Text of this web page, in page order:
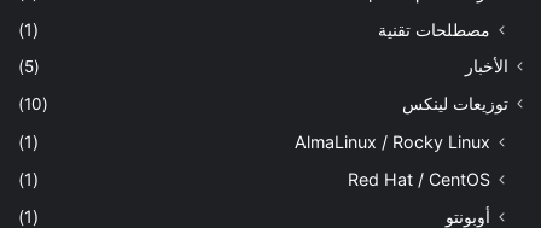
مصطلحات تقنية
(1)
الأخبار
(5)
توزيعات لينكس
(10)
AlmaLinux / Rocky Linux
(1)
Red Hat / CentOS
(1)
أوبونتو
(1)